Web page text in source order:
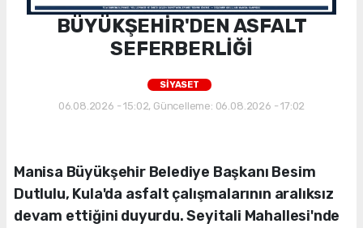
BÜYÜKŞEHİR'DEN ASFALT
SEFERBERLİĞİ
SİYASET
06.08.2026 - 15:02, Güncelleme: 06.08.2026 - 17:02
Manisa Büyükşehir Belediye Başkanı Besim
Dutlulu, Kula'da asfalt çalışmalarının aralıksız
devam ettiğini duyurdu. Seyitali Mahallesi'nde